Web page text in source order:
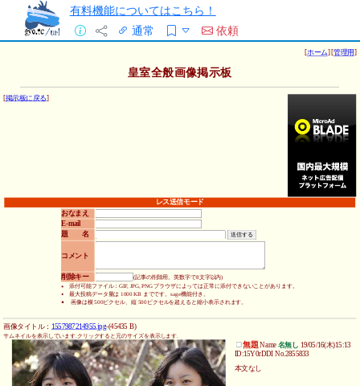
有料機能についてはこちら！
通常
依頼